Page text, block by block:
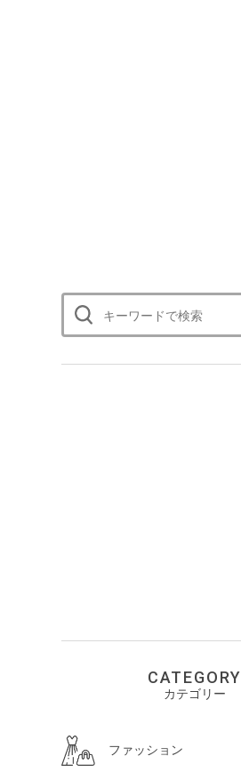
CATEGORY
カテゴリー
ファッション